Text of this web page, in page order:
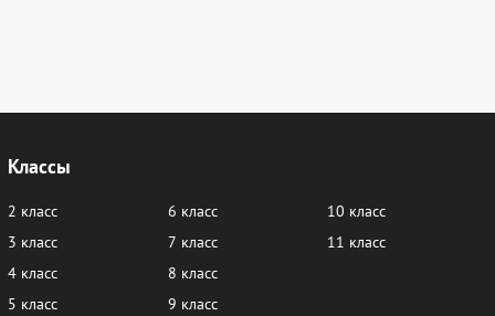
Классы
2 класс
3 класс
4 класс
5 класс
6 класс
7 класс
8 класс
9 класс
10 класс
11 класс